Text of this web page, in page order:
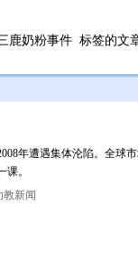
鹿奶粉事件 标签的文
年遭遇集体沦陷。全球
。
教新闻